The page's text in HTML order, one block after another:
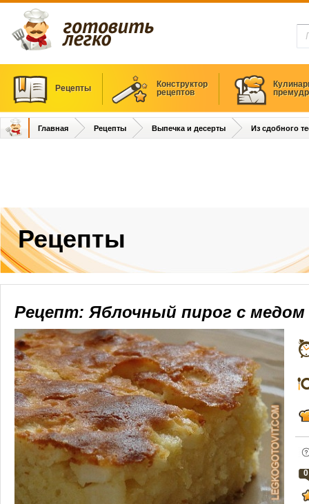
Рецепты
Конструктор
рецептов
Главная Рецепты Выпечка и десерты Из сдобного
Рецепты
Рецепт: Яблочный пирог с медом
0